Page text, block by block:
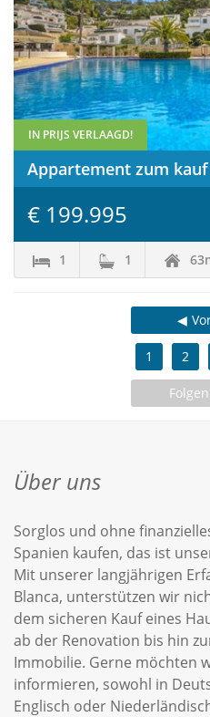
IN PRIJS VERLAAGD!
€ 199.995
1 1
1 2
Über uns
Sorglos und ohne
Spanien kaufen, das ist
Mit unserer langjährigen
Blanca, unterstützen wir
dem sicheren Kauf eines
ab der Renovation bis hin
Immobilie. Gerne möchten
informieren, sowohl in
Englisch oder